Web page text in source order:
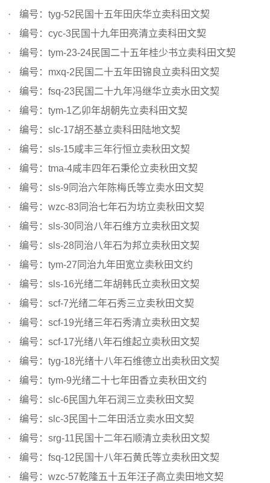
编号：tyg-52民国十五年田庆华立卖科田文契
编号：cyc-3民国十九年田亮清立卖科田文契
编号：tym-23-24民国二十五年桂少书立卖科田文契
编号：mxq-2民国二十五年田锦良立卖科田文契
编号：fsq-23民国二十九年冯继华立卖水田文契
编号：tym-1乙卯年胡朝先立卖科田文契
编号：slc-17胡丕基立卖科田陆地文契
编号：sls-15咸丰三年行恒立卖秋田文契
编号：tma-4咸丰四年石秉伦立卖秋田文契
编号：sls-9同治六年陈梅氏等立卖水田文契
编号：wzc-83同治七年石为坊立卖秋田文契
编号：sls-30同治八年石维方立卖秋田文契
编号：sls-28同治八年石为邦立卖秋田文契
编号：tym-27同治九年田宽立卖秋田文约
编号：sls-16光绪二年胡韩氏立卖秋田文契
编号：scf-7光绪二年石秀三立卖秋田文契
编号：scf-19光绪三年石秀清立卖秋田文契
编号：scf-17光绪八年石维起立卖秋田文契
编号：tyg-18光绪十八年石维德立出卖秋田文契
编号：tym-9光绪二十七年田香立卖秋田文约
编号：slc-6民国九年石润三立卖秋田文契
编号：slc-3民国十二年田活立卖水田文契
编号：srg-11民国十二年石顺清立卖秋田文契
编号：fsq-12民国十八年石黄氏等立卖秋田文契
编号：wzc-57乾隆五十五年汪子高立卖田地文契